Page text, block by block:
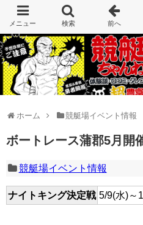
ホーム 競艇場イベント情報
ボートレース蒲郡5月開
競艇場イベント情報
ナイトキング決定戦 5/9(水)～